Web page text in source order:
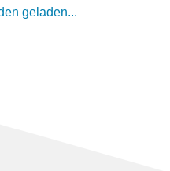
geladen...